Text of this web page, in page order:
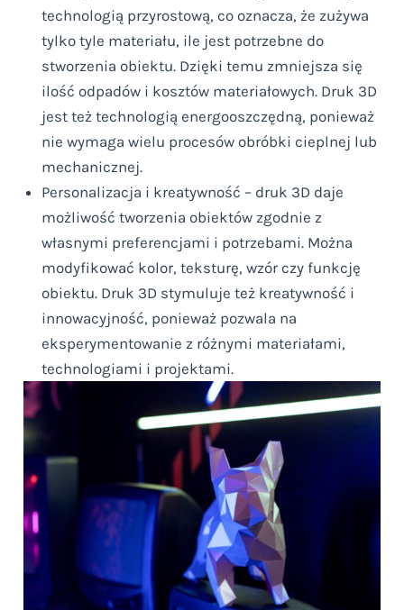
technologią przyrostową, co oznacza, że zużywa
tylko tyle materiału, ile jest potrzebne do
stworzenia obiektu. Dzięki temu zmniejsza się
ilość odpadów i kosztów materiałowych. Druk 3D
jest też technologią energooszczędną, ponieważ
nie wymaga wielu procesów obróbki cieplnej lub
mechanicznej.
Personalizacja i kreatywność – druk 3D daje
możliwość tworzenia obiektów zgodnie z
własnymi preferencjami i potrzebami. Można
modyfikować kolor, teksturę, wzór czy funkcję
obiektu. Druk 3D stymuluje też kreatywność i
innowacyjność, ponieważ pozwala na
eksperymentowanie z różnymi materiałami,
technologiami i projektami.